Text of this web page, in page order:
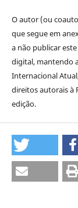
O autor (ou
que segue em
a não publicar
digital, mantendo
Internacional
direitos autorais à
edição.